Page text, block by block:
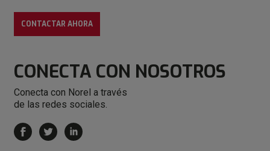
CONTACTAR AHORA
CONECTA CON NOSOTROS
Conecta con Norel a través
de las redes sociales.